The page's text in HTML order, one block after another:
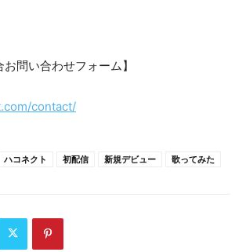
お問い合わせフォーム】
contact/
ハコネクト 初配信 新規デビュー 歌ってみた